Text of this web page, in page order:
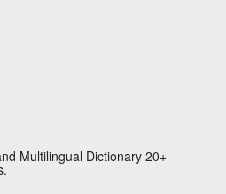
Multilingual Dictionary 20+